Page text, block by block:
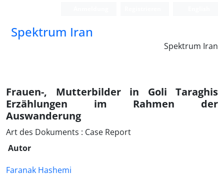
Spektrum Iran
Spektrum Iran
Frauen-, Mutterbilder in Goli Taraghis
Erzählungen im Rahmen der
Auswanderung
Art des Dokuments : Case Report
Autor
Faranak Hashemi